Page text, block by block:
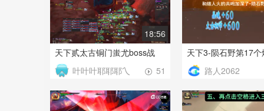
18:56
天下贰太古铜门蚩尤boss战
51
叶叶叶耶耶耶乀 路人2062